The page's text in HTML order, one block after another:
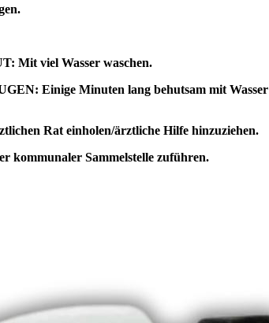
Mit viel Wasser waschen.
Einige Minuten lang behutsam mit
Rat einholen/ärztliche Hilfe hinzuziehen.
kommunaler Sammelstelle zuführen.